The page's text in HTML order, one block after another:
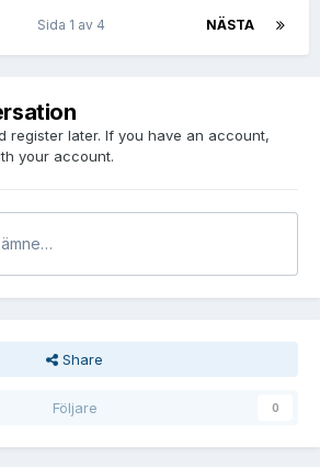
NÄSTA
Sida 1 av 4
register later. If you have an account,
your account.
Share
Följare 0